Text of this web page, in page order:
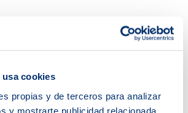
usa cookies
propias y de terceros para analizar
y mostrarte publicidad relacionada
podría llegar a los 130
en 2027 si no se actúa con
reciente episodio de sequía, el agua
se impulsaba aguas arriba del
de agua prepotable para que la